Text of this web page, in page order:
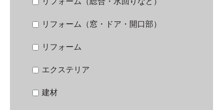
リフォーム（窓・ドア・開口部）
リフォーム
エクステリア
建材